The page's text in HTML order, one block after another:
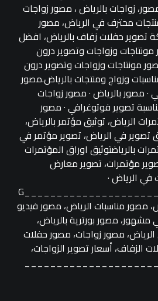
زواجات بالرياض ، مصور زواجات
محترف في الرياض، مصور
تصوير حفلات زفاف بالرياض، افضل
وزواجات وتصوير درون
مونتاجات وزواجات وتصوير درون
وزواج ومنتجات بالرياض.مصور
· مصور بالرياض · مصور زواجات
تصوير فوتوغرافي · مصور
الرياض، توثيق مؤتمر بالرياض،
تصوير في الرياض، تصوير مؤتمر في
بالرياضتوثيق اوراق المؤتمرات
مؤتمرات، تصوير معارض
في الرياض ·
___________________________________G
مصور مناسبات الرياض، مصور فيديو
مصور بورترية بالرياض،
مصور زواجات، مصور حفلات
الزفاف، أسعار تصوير الزواجات،